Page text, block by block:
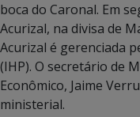
boca do Caronal. Em
Acurizal, na divisa de
Acurizal é gerenciada
(IHP). O secretário de
Econômico, Jaime
ministerial.